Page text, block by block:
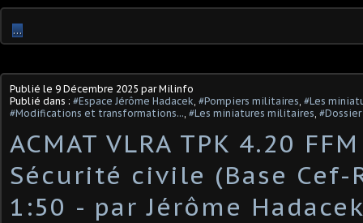
…
Publié le 9 Décembre 2025 par Milinfo
Publié dans : #Espace Jérôme Hadacek, #Pompiers militaires, #Les
#Modifications et transformations..., #Les miniatures militaires, #Dossier
ACMAT VLRA TPK 4.20
Sécurité civile (Base Cef-
1:50 - par Jérôme